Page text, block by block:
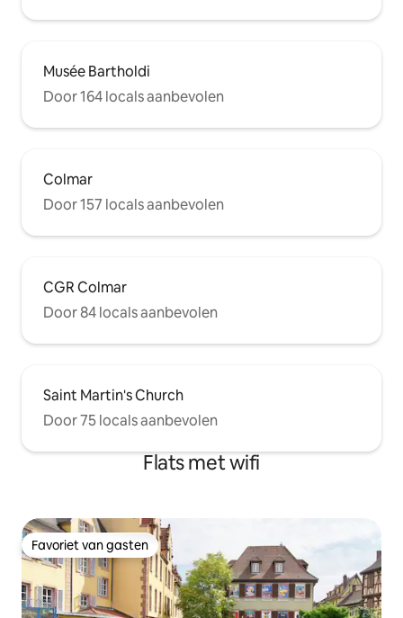
Musée Bartholdi
Door 164 locals aanbevolen
Colmar
Door 157 locals aanbevolen
CGR Colmar
Door 84 locals aanbevolen
Saint Martin's Church
Door 75 locals aanbevolen
Flats met wifi
Favoriet van gasten
Favoriet van gasten